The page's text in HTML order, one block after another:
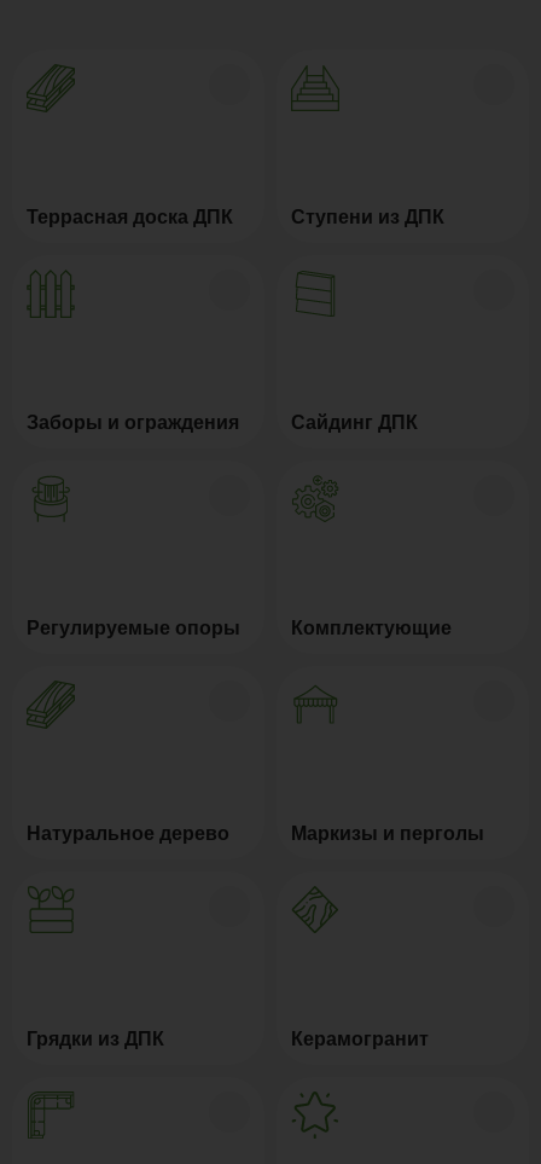
Террасная доска ДПК Ступени из ДПК
Заборы и ограждения Сайдинг ДПК
Регулируемые опоры Комплектующие
Натуральное дерево Маркизы и перголы
Грядки из ДПК Керамогранит